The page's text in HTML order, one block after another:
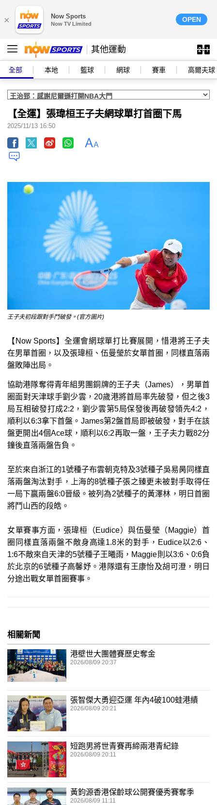
× Now Sports
Now TV Limited
OPEN
其他運動
全部 本地 籃球 網球 賽車 高爾夫球
【全運】張瑋桓王子夫網球單打首圈下馬
2025/11/13 16:50
王子夫初段跟對手鬥破發。(官方圖片)
【Now Sports】全運會網球單打比賽展開，惜港將王子夫
在男單首圈，以及張瑋桓、伍曼瑩於女單首圈，同樣直落兩
盤敗陣出局。
協助港隊奪得青年組男團銅牌的王子夫（James），男單首
圈面對天津球手劉少雲，20歲港將首局率先破發，但之後3
局互相破發打成2:2，劉少雲第5局保發後再破發領先4:2，
順利以6:3拿下首盤。James第2盤首局即被破發，對手在該
盤更開出4個Ace球，順利以6:2再取一盤，王子夫力戰82分
鐘後直落兩盤告負。
至於來自浙江的1號種子布雲朝克特及3號種子吳易昺同樣直
落兩盤淘汰對手，上海的8號種子張之臻更未被對手取得任
一局下贏兩盤6:0晉級。被列為2號種子的黃澤林，明日首圈
將鬥山西的段皓。
女單賽事方面，張瑋桓（Eudice）與伍曼瑩（Maggie）首
圈同樣直落兩盤不敵身高達1.8米的對手，Eudice以2:6、
1:6不敵來自天津的5號種子王曦雨，Maggie則以3:6、0:6負
於北京的6號種子高馨妤。港隊還有王康怡及胡可澄，明日
分途出戰女單首圈賽事。
相關新聞
港壁世大團體賽歷史奪金
2026/08/09 20:37
張智傑大勇迎亞運 年內4破100蛙港績
2026/08/09 20:21
短跑男將世青賽再締兩港青紀錄
2026/08/09 20:11
黃鈞源香港保齡球公開賽優秀賽奪季
2026/08/09 11:11